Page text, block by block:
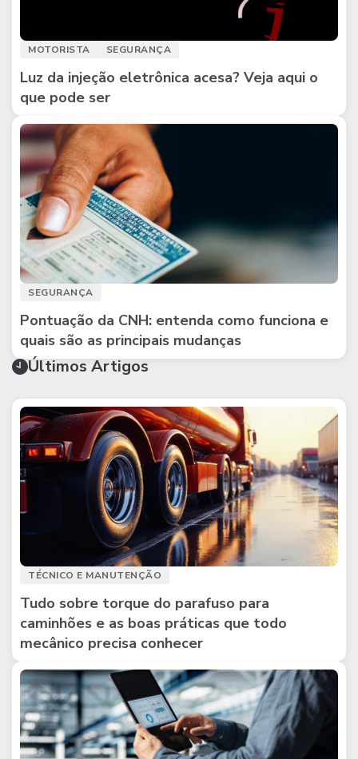
MOTORISTA SEGURANÇA
Luz da injeção eletrônica acesa? Veja aqui o
que pode ser
SEGURANÇA
Pontuação da CNH: entenda como funciona e
quais são as principais mudanças
Últimos Artigos
TÉCNICO E MANUTENÇÃO
Tudo sobre torque do parafuso para
caminhões e as boas práticas que todo
mecânico precisa conhecer